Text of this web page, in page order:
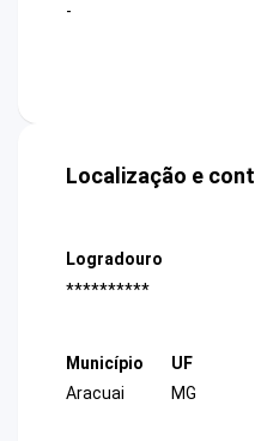
-
Localização e
Logradouro
**********
Município
Aracuai
UF
MG